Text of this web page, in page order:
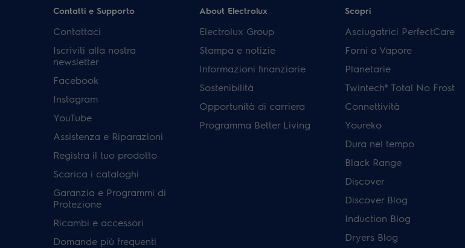
Contatti e Supporto
Contattaci
Iscriviti alla nostra
newsletter
Facebook
Instagram
YouTube
Assistenza e Riparazioni
Registra il tuo prodotto
Scarica i cataloghi
Garanzia e Programmi di
Protezione
Ricambi e accessori
Domande più frequenti
About Electrolux
Electrolux Group
Stampa e notizie
Informazioni finanziarie
Sostenibilità
Opportunità di carriera
Programma Better Living
Scopri
Asciugatrici PerfectCare
Forni a Vapore
Planetarie
Twintech® Total No Frost
Connettività
Youreko
Dura nel tempo
Black Range
Discover
Discover Blog
Induction Blog
Dryers Blog